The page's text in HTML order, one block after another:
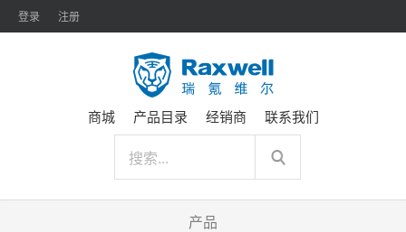
登录 注册
商城 产品目录 经销商 联系我们
产品